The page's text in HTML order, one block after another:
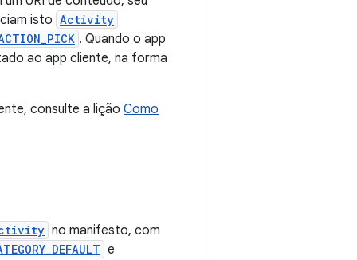
isto Activity
. Quando o app
ao app cliente, na forma
consulte a lição Como
no manifesto, com
e